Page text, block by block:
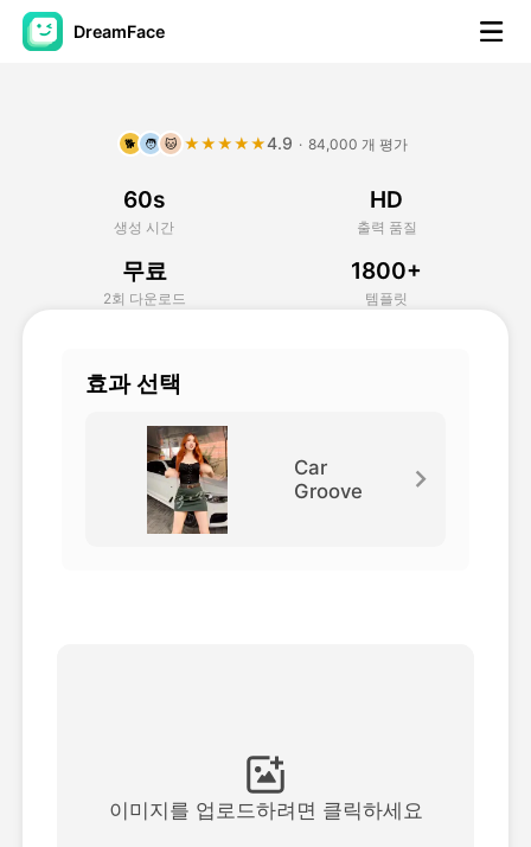
DreamFace
아바타 영상
AI 영상
AI 사진
See All Templates
🐕 🧑 🐱 ★★★★★4.9 · 84,000 개 평가
60s
생성 시간
HD
출력 품질
무료
2회 다운로드
1800+
템플릿
효과 선택
Car
Groove
이미지를 업로드하려면 클릭하세요